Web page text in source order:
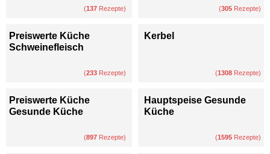
(137 Rezepte) (305 Rezepte)
Preiswerte Küche
Schweinefleisch
(233 Rezepte)
Kerbel
(1308 Rezepte)
Preiswerte Küche
Gesunde Küche
(897 Rezepte)
Hauptspeise Gesunde
Küche
(1595 Rezepte)